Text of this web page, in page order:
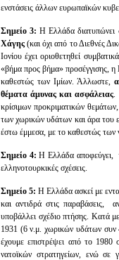
ενστάσεις άλλων ευρωπαϊκών
Σημείο 3: Η Ελλάδα διατυπώνει
Χάγης (και όχι από το Διεθνές
Ιονίου έχει οριοθετηθεί
«βήμα προς βήμα» προσέγγισης, η
καθεστώς των Ιμίων. Άλλωστε,
θέματα άμυνας και ασφάλειας.
κρίσιμων προκριματικών
των χωρικών υδάτων και άρα του
έστω έμμεσα, με το καθεστώς των
Σημείο 4: Η Ελλάδα αποφεύγει,
ελληνοτουρκικές σχέσεις.
Σημείο 5: Η Ελλάδα ασκεί με
και αντιδρά στις παραβάσεις,
υποβάλλει σχέδιο πτήσης. Κατά
1931 (6 ν.μ. χωρικών υδάτων συν
έχουμε επιστρέψει από το 1980
νατοϊκών στρατηγείων, ενώ σε